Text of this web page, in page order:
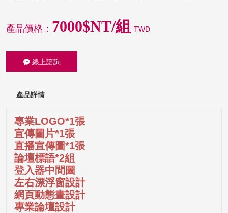
產品價格： 7000$NT/組 TWD
線上諮詢
產品詳情
專業LOGO*1張
宣傳圖片*1張
直播宣傳圖*1張
論壇標語*2組
登入器中間圖
左右漂浮窗設計
網頁動態畫設計
專業論壇設計